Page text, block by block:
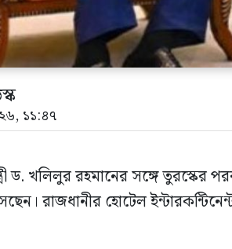
১১:৪৭
ড. খলিলুর রহমানের সঙ্গে তুরস্কের
রাজধানীর হোটেল